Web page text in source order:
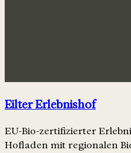
Eilter Erlebnishof
EU-Bio-zertifizierter
Hofladen mit regionalen